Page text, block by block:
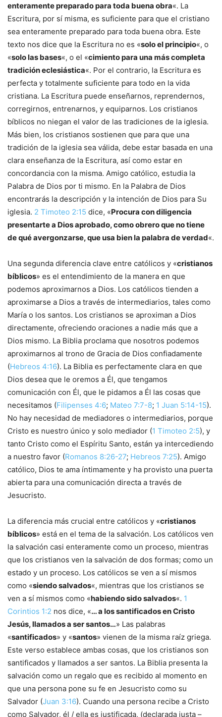
enteramente preparado para toda buena obra«. La
Escritura, por sí misma, es suficiente para que el cristiano
sea enteramente preparado para toda buena obra. Este
texto nos dice que la Escritura no es «solo el principio«, o
«solo las bases«, o el «cimiento para una más completa
tradición eclesiástica«. Por el contrario, la Escritura es
perfecta y totalmente suficiente para todo en la vida
cristiana. La Escritura puede enseñarnos, reprendernos,
corregirnos, entrenarnos, y equiparnos. Los cristianos
bíblicos no niegan el valor de las tradiciones de la iglesia.
Más bien, los cristianos sostienen que para que una
tradición de la iglesia sea válida, debe estar basada en una
clara enseñanza de la Escritura, así como estar en
concordancia con la misma. Amigo católico, estudia la
Palabra de Dios por ti mismo. En la Palabra de Dios
encontrarás la descripción y la intención de Dios para Su
iglesia. 2 Timoteo 2:15 dice, «Procura con diligencia
presentarte a Dios aprobado, como obrero que no tiene
de qué avergonzarse, que usa bien la palabra de verdad«.
Una segunda diferencia clave entre católicos y «cristianos
bíblicos» es el entendimiento de la manera en que
podemos aproximarnos a Dios. Los católicos tienden a
aproximarse a Dios a través de intermediarios, tales como
María o los santos. Los cristianos se aproximan a Dios
directamente, ofreciendo oraciones a nadie más que a
Dios mismo. La Biblia proclama que nosotros podemos
aproximarnos al trono de Gracia de Dios confiadamente
(Hebreos 4:16). La Biblia es perfectamente clara en que
Dios desea que le oremos a Él, que tengamos
comunicación con Él, que le pidamos a Él las cosas que
necesitamos (Filipenses 4:6; Mateo 7:7-8; 1 Juan 5:14-15).
No hay necesidad de mediadores o intermediarios, porque
Cristo es nuestro único y solo mediador (1 Timoteo 2:5), y
tanto Cristo como el Espíritu Santo, están ya intercediendo
a nuestro favor (Romanos 8:26-27; Hebreos 7:25). Amigo
católico, Dios te ama íntimamente y ha provisto una puerta
abierta para una comunicación directa a través de
Jesucristo.
La diferencia más crucial entre católicos y «cristianos
bíblicos» está en el tema de la salvación. Los católicos ven
la salvación casi enteramente como un proceso, mientras
que los cristianos ven la salvación de dos formas; como un
estado y un proceso. Los católicos se ven a sí mismos
como «siendo salvados«, mientras que los cristianos se
ven a sí mismos como «habiendo sido salvados«. 1
Corintios 1:2 nos dice, «… a los santificados en Cristo
Jesús, llamados a ser santos…» Las palabras
«santificados» y «santos» vienen de la misma raíz griega.
Este verso establece ambas cosas, que los cristianos son
santificados y llamados a ser santos. La Biblia presenta la
salvación como un regalo que es recibido al momento en
que una persona pone su fe en Jesucristo como su
Salvador (Juan 3:16). Cuando una persona recibe a Cristo
como Salvador, él / ella es justificada, (declarada justa –